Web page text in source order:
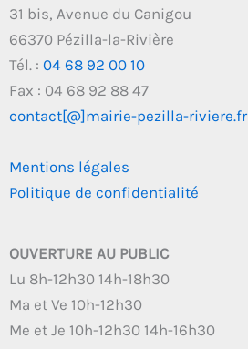
31 bis, Avenue du Canigou
66370 Pézilla-la-Rivière
Tél. : 04 68 92 00 10
Fax : 04 68 92 88 47
contact[@]mairie-pezilla-riviere.fr
Mentions légales
Politique de confidentialité
OUVERTURE AU PUBLIC
Lu 8h-12h30 14h-18h30
Ma et Ve 10h-12h30
Me et Je 10h-12h30 14h-16h30